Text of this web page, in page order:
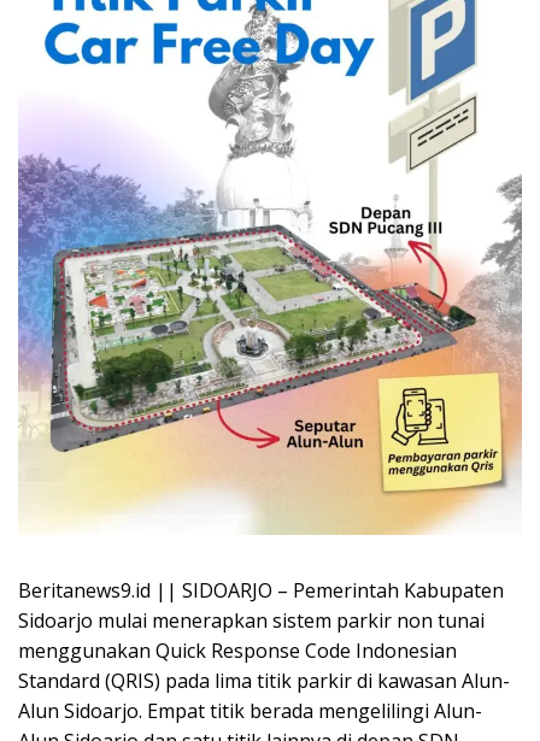
Beritanews9.id || SIDOARJO – Pemerintah Kabupaten
Sidoarjo mulai menerapkan sistem parkir non tunai
menggunakan Quick Response Code Indonesian
Standard (QRIS) pada lima titik parkir di kawasan Alun-
Alun Sidoarjo. Empat titik berada mengelilingi Alun-